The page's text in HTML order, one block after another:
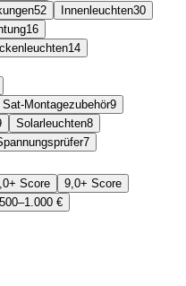
52 Innenleuchten30
16
14
Sat-Montagezubehör9
Solarleuchten8
7
Score
9,0+ Score
500–1.000 €